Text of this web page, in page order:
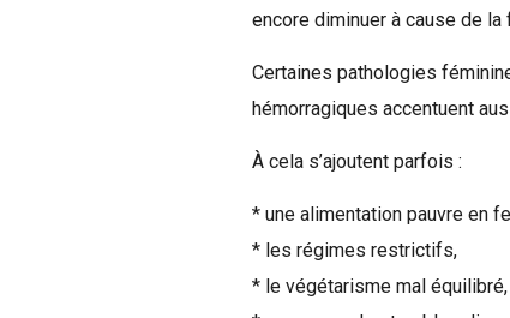
encore diminuer à cause de
Certaines pathologies
hémorragiques accentuent
À cela s’ajoutent parfois :
* une alimentation pauvre en
* les régimes restrictifs,
* le végétarisme mal équilibré,